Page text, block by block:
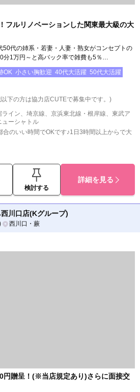
フルリノベーションした関東最大級の大
50代の姉系・若妻・人妻・熟女がコンセプトの
分1万円～と高バック率で雑費も5％…
OK 小さい胸歓迎 40代大活躍 50代大活躍
下の方は協力店CUTEで募集中です。)
イン、埼京線、京浜東北線・根岸線、東武ア
ューシャトル
のいい時間でOKです♪1日3時間以上からで大
検討する
詳細を見る
川口店(Kグループ)
西川口・蕨
贈呈！(※当店規定あり)さらに面接交